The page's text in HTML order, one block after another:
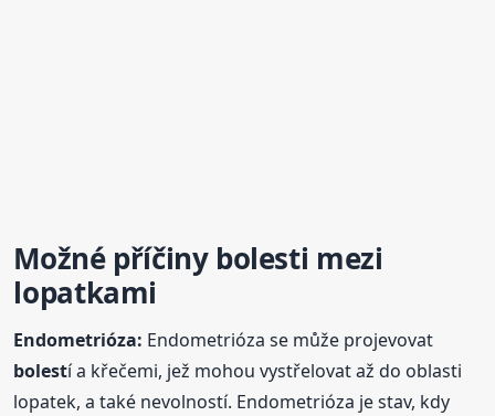
Možné příčiny bolesti mezi
lopatkami
Endometrióza: Endometrióza se může projevovat
bolestí a křečemi, jež mohou vystřelovat až do oblasti
lopatek, a také nevolností. Endometrióza je stav, kdy